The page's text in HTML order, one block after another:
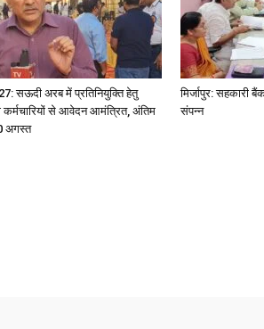
सऊदी अरब में प्रतिनियुक्ति हेतु
कर्मचारियों से आवेदन आमंत्रित, अंतिम
अगस्त
मिर्जापुर: सहकारी
संपन्न